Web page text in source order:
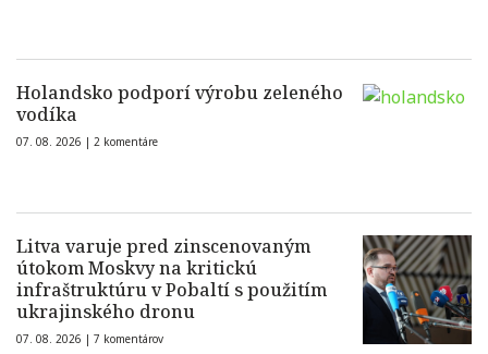
Holandsko podporí výrobu zeleného
vodíka
07. 08. 2026 | 2 komentáre
Litva varuje pred zinscenovaným
útokom Moskvy na kritickú
infraštruktúru v Pobaltí s použitím
ukrajinského dronu
07. 08. 2026 | 7 komentárov